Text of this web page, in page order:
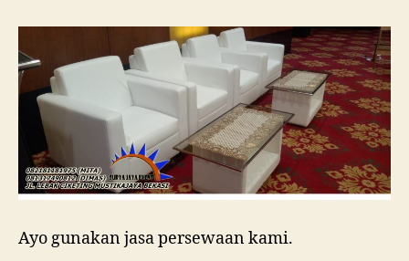
Ayo gunakan jasa persewaan kami.